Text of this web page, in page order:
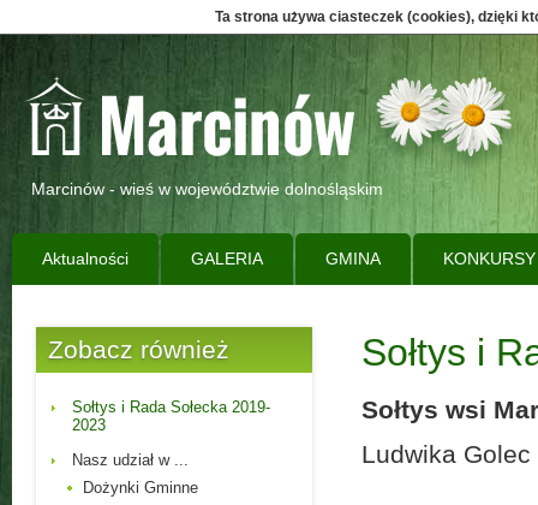
Ta strona używa ciasteczek (cookies), dzięki
Marcinów - wieś w województwie dolnośląskim
Aktualności GALERIA GMINA KONKURSY
Zobacz również
Sołtys i Rada Sołecka 2019-
2023
Nasz udział w ...
Dożynki Gminne
Sołtys i
Sołtys wsi
Ludwika Golec